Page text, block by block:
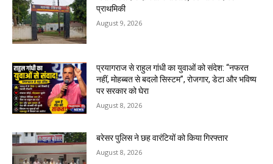
प्राथमिकी
August 9, 2026
प्रयागराज से राहुल गांधी का युवाओं को संदेश: “नफरत
नहीं, मोहब्बत से बदलो सिस्टम”, रोजगार, डेटा और भविष्य
पर सरकार को घेरा
August 8, 2026
बरेसर पुलिस ने छह वारंटियों को किया गिरफ्तार
August 8, 2026